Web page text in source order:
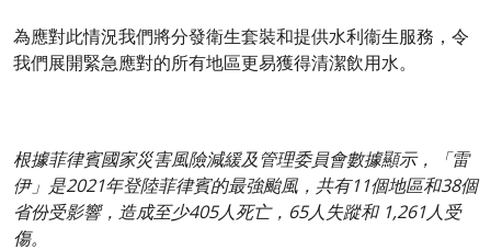
為應對此情況我們將分發衛生套裝和提供水利衞生服務，令
我們展開緊急應對的所有地區更易獲得清潔飲用水。
根據菲律賓國家災害風險減緩及管理委員會數據顯示，「雷
伊」是2021年登陸菲律賓的最強颱風，共有11個地區和38個
省份受影響，造成至少405人死亡，65人失蹤和 1,261人受
傷。